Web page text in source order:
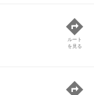
ルート
を見る